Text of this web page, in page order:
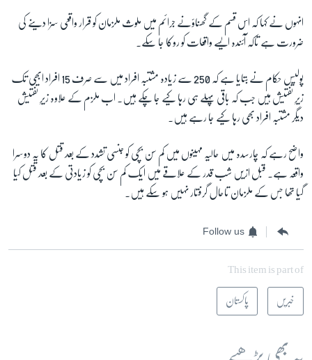
انہوں نے کہا کہ اس قسم کے گھناؤنے جرائم میں ملوث ملزمان کو قرار واقعی سزا دینے کی
ضرورت ہے تاکہ آئندہ ایسے واقعات کو روکا جا سکے۔
پولیس حکام نے بتایا ہے کہ 250 سے زیادہ مشتبہ افراد میں سے صرف 15 افراد ابھی تک
زیرِ تفتیش ہیں جب کہ باقی پہلے ہی رہا کیے جا چکے ہیں۔ اب ملزم کے علاوہ زیرِ تفتیش
دیگر مشتبہ افراد بھی رہا کیے جا رہے ہیں۔
واضح رہے کہ چارسدہ میں حالیہ مہینوں میں کم سن بچی کو جنسی تشدد کے بعد قتل کا یہ دوسرا
واقعہ ہے۔ قبل ازیں شب قدر کے علاقے میں ایک کم سن بچی کو زیادتی کے بعد قتل کیا
گیا تھا جس کے ملزمان تاحال گرفتار نہیں ہو سکے ہیں۔
Follow us
This item is part of
خبریں پاکستان
یہ بھی پڑھیے